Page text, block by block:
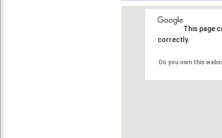
This page
correctly.
Do you own this